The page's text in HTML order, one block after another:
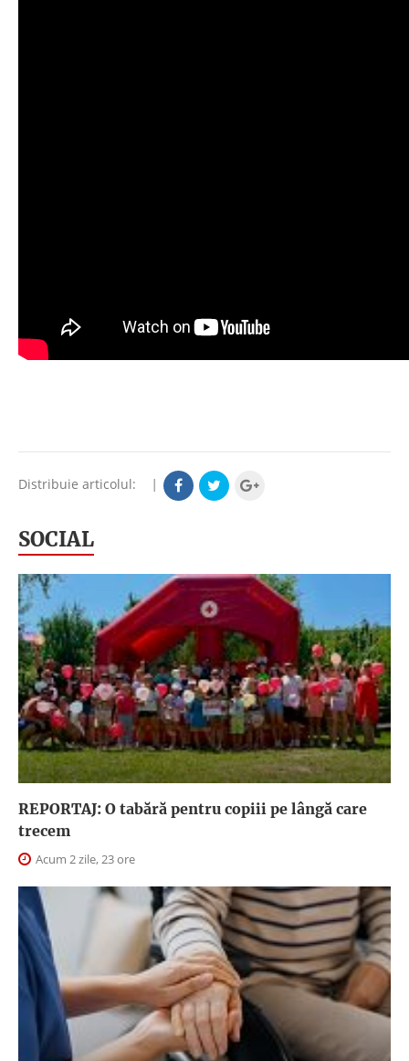
Distribuie articolul: |
SOCIAL
REPORTAJ: O tabără pentru copiii pe lângă care
trecem
Acum 2 zile, 23 ore